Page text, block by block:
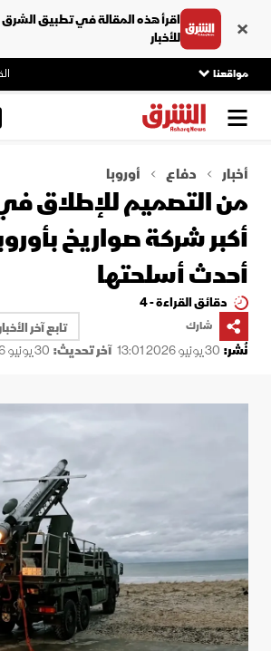
اقرأ هذه المقالة في تطبيق الشرق
للأخبار
مواقعنا
أخبار دفاع أوروبا
أكبر شركة صواريخ
أحدث أسلحتها
دقائق القراءة - 4
شارك
تابع آخر
نُشر: 30 يونيو 2026 13:01 آخر تحديث: 30 يونيو 2026 13:01